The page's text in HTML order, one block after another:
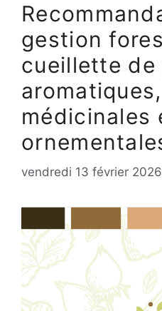
gestion
cueillette de
aromatiques,
médicinales
vendredi 13 février 2026